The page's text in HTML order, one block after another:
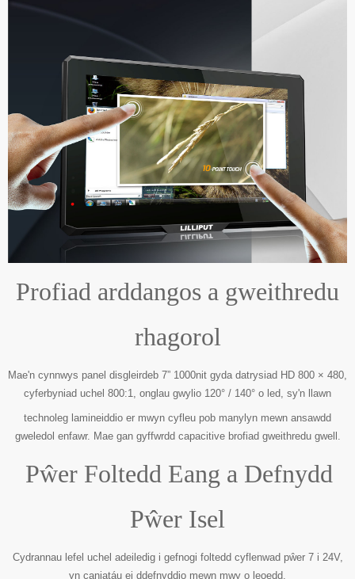
Profiad arddangos a gweithredu
rhagorol
Mae'n cynnwys panel disgleirdeb 7” 1000nit gyda datrysiad HD 800 × 480,
cyferbyniad uchel 800:1, onglau gwylio 120° / 140° o led, sy'n llawn
technoleg lamineiddio er mwyn cyfleu pob manylyn mewn ansawdd
gweledol enfawr. Mae gan gyffwrdd capacitive brofiad gweithredu gwell.
Pŵer Foltedd Eang a Defnydd
Pŵer Isel
Cydrannau lefel uchel adeiledig i gefnogi foltedd cyflenwad pŵer 7 i 24V,
yn caniatáu ei ddefnyddio mewn mwy o leoedd.